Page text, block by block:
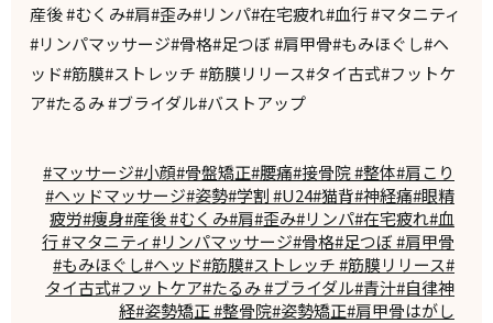
産後 #むくみ#肩#歪み#リンパ#在宅疲れ#血行 #マタニティ
#リンパマッサージ#骨格#足つぼ #肩甲骨#もみほぐし#ヘ
ッド#筋膜#ストレッチ #筋膜リリース#タイ古式#フットケ
ア#たるみ #ブライダル#バストアップ
#マッサージ#小顔#骨盤矯正#腰痛#接骨院 #整体#肩こり
#ヘッドマッサージ#姿勢#学割 #U24#猫背#神経痛#眼精
疲労#痩身#産後 #むくみ#肩#歪み#リンパ#在宅疲れ#血
行 #マタニティ#リンパマッサージ#骨格#足つぼ #肩甲骨
#もみほぐし#ヘッド#筋膜#ストレッチ #筋膜リリース#
タイ古式#フットケア#たるみ #ブライダル#青汁#自律神
経#姿勢矯正 #整骨院#姿勢矯正#肩甲骨はがし